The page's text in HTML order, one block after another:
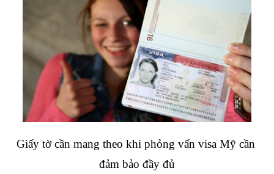
Giấy tờ cần mang theo khi phỏng vấn visa Mỹ cần
đảm bảo đầy đủ